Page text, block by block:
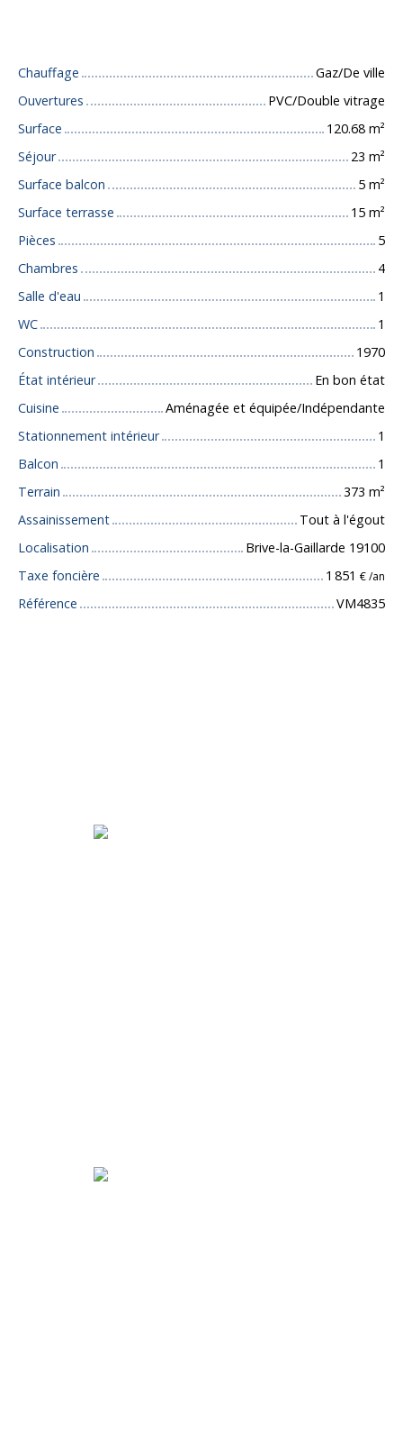
Chauffage
Gaz/De ville
Ouvertures
PVC/Double vitrage
Surface
120.68 m²
Séjour
23 m²
Surface balcon
5 m²
Surface terrasse
15 m²
Pièces
5
Chambres
4
Salle d'eau
1
WC
1
Construction
1970
État intérieur
En bon état
Cuisine
Aménagée et équipée/Indépendante
Stationnement intérieur
1
Balcon
1
Terrain
373 m²
Assainissement
Tout à l'égout
Localisation
Brive-la-Gaillarde 19100
Taxe foncière
1 851 € /an
Référence VM4835